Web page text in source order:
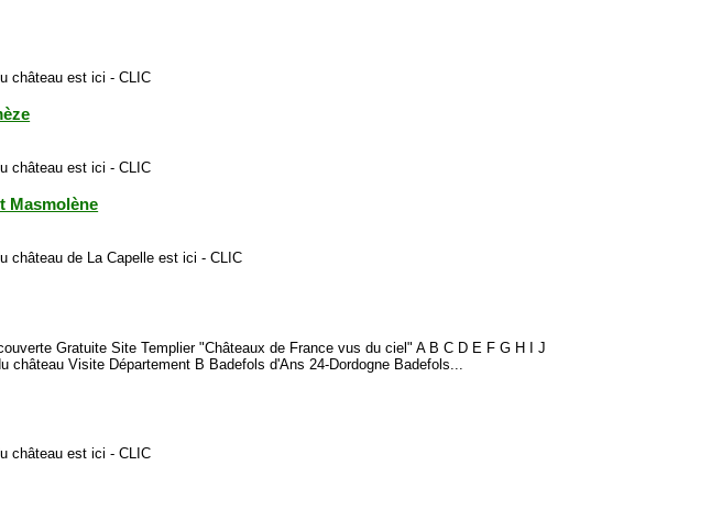
château est ici - CLIC
château est ici - CLIC
Masmolène
château de La Capelle est ici - CLIC
Gratuite Site Templier "Châteaux de France vus du ciel" A B C D E F G H I J
Visite Département B Badefols d'Ans 24-Dordogne Badefols...
château est ici - CLIC